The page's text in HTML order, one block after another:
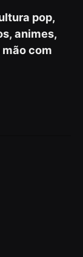
pop,
animes,
com